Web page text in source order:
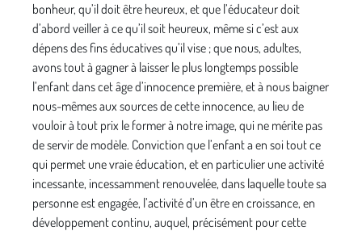
bonheur, qu’il doit être heureux, et que l’éducateur doit
d’abord veiller à ce qu’il soit heureux, même si c’est aux
dépens des fins éducatives qu’il vise ; que nous, adultes,
avons tout à gagner à laisser le plus longtemps possible
l’enfant dans cet âge d’innocence première, et à nous baigner
nous-mêmes aux sources de cette innocence, au lieu de
vouloir à tout prix le former à notre image, qui ne mérite pas
de servir de modèle. Conviction que l’enfant a en soi tout ce
qui permet une vraie éducation, et en particulier une activité
incessante, incessamment renouvelée, dans laquelle toute sa
personne est engagée, l’activité d’un être en croissance, en
développement continu, auquel, précisément pour cette